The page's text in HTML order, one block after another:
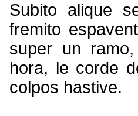
Subito alique
fremito
super un
hora, le corde
colpos hastive.